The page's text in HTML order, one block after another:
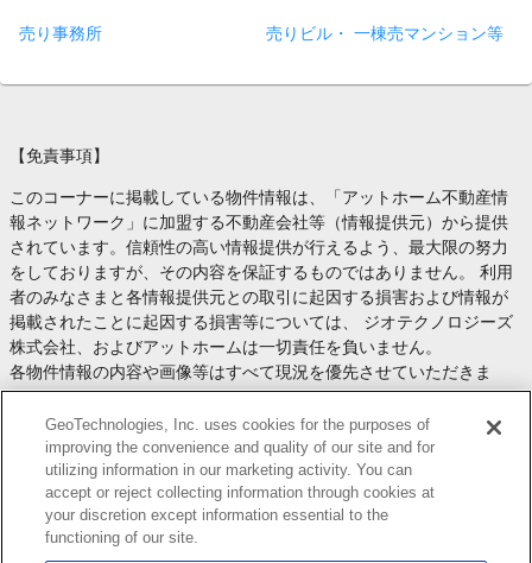
売り事務所 売りビル・ 一棟売マンション等
【免責事項】
このコーナーに掲載している物件情報は、「アットホーム不動産情
報ネットワーク」に加盟する不動産会社等（情報提供元）から提供
されています。信頼性の高い情報提供が行えるよう、最大限の努力
をしておりますが、その内容を保証するものではありません。 利用
者のみなさまと各情報提供元との取引に起因する損害および情報が
掲載されたことに起因する損害等については、 ジオテクノロジーズ
株式会社、およびアットホームは一切責任を負いません。
各物件情報の内容や画像等はすべて現況を優先させていただきま
す。
お取引等（お取引の準備、資金調達等を含みます）の際には、内容
や契約条件等について、 各情報提供元より十分な説明を受け、ご自
身でご確認の上、判断してください。
このコーナーへの物件情報のご掲載、その他不動産業務ソリューシ
ョン等についての不動産会社様のお問合せはこちら
します。
GeoTechnologies, Inc. uses cookies for the purposes of
improving the convenience and quality of our site and for
utilizing information in our marketing activity. You can
accept or reject collecting information through cookies at
your discretion except information essential to the
functioning of our site.